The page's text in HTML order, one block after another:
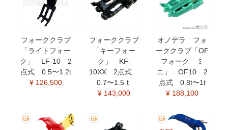
フォーククラブ
「ライトフォー
ク」 LF-10 2
点式 0.5〜1.2t
¥ 126,500
フォーククラブ
「キーフォー
ク」 KF-
10XX 2点式
0.7〜1.5ｔ
¥ 143,000
オノデラ フォ
ーククラブ「OF
フォーク ミ
ニ」 OF10 2
点式 0.8t〜1t
¥ 188,100